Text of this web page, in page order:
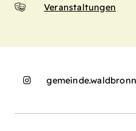
Veranstaltungen
gemeinde.waldbronn